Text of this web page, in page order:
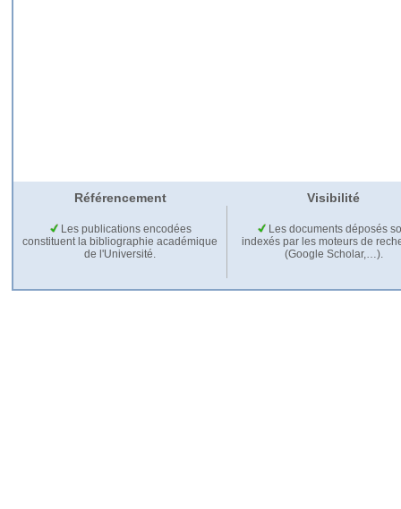
Référencement Visibilité
Les publications encodées
constituent la bibliographie académique
de l'Université.
Les documents déposés
indexés par les moteurs de
(Google Scholar,…).